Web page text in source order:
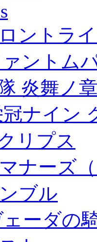
ントラ
ントム
炎舞ノ
ナイン
リプス
ナーズ
ブル
ーダの